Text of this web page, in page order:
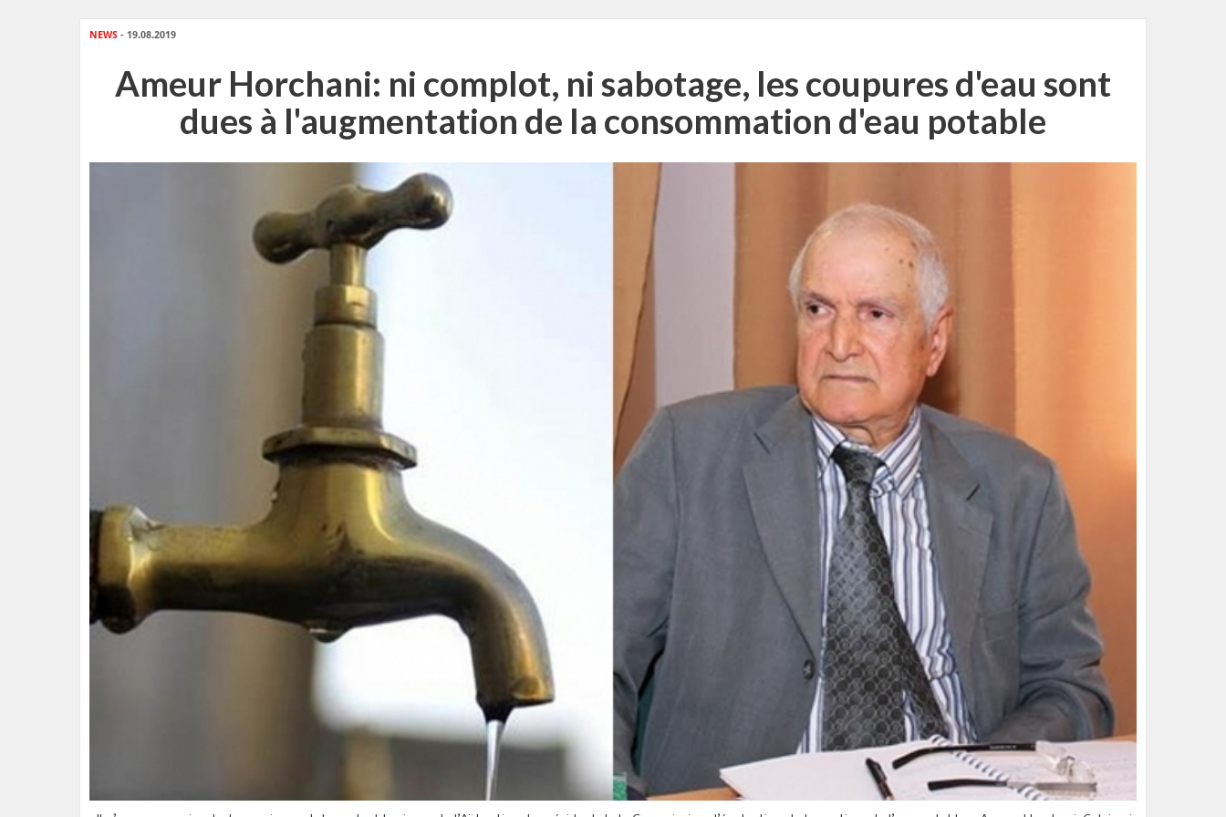
NEWS - 19.08.2019
Ameur Horchani: ni complot, ni sabotage, les coupures d'eau sont
dues à l'augmentation de la consommation d'eau potable